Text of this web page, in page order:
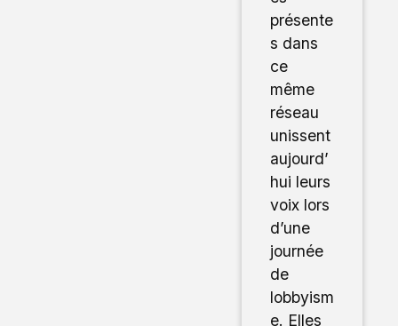
présente
s dans
ce
même
réseau
unissent
aujourd’
hui leurs
voix lors
d’une
journée
de
lobbyism
e. Elles